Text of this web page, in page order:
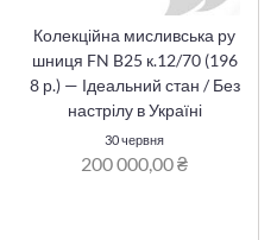
Колекційна мисливська ру
шниця FN B25 к.12/70 (196
8 р.) — Ідеальний стан / Без
настрілу в Україні
30 червня
200 000,00 ₴